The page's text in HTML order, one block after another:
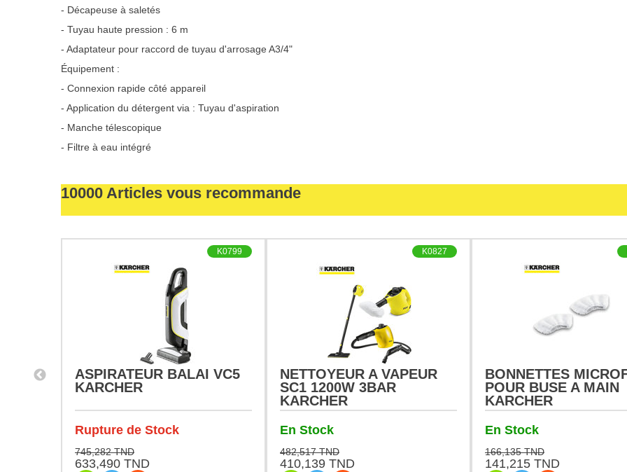
- Décapeuse à saletés
- Tuyau haute pression : 6 m
- Adaptateur pour raccord de tuyau d'arrosage A3/4"
Équipement :
- Connexion rapide côté appareil
- Application du détergent via : Tuyau d'aspiration
- Manche télescopique
- Filtre à eau intégré
10000 Articles vous recommande
K0799
ASPIRATEUR BALAI VC5
KARCHER
Rupture de Stock
745,282 TND
633,490 TND
K0827
NETTOYEUR A VAPEUR
SC1 1200W 3BAR
KARCHER
En Stock
482,517 TND
410,139 TND
BONNETTES
POUR BUSE A MAIN
KARCHER
En Stock
166,135 TND
141,215 TND